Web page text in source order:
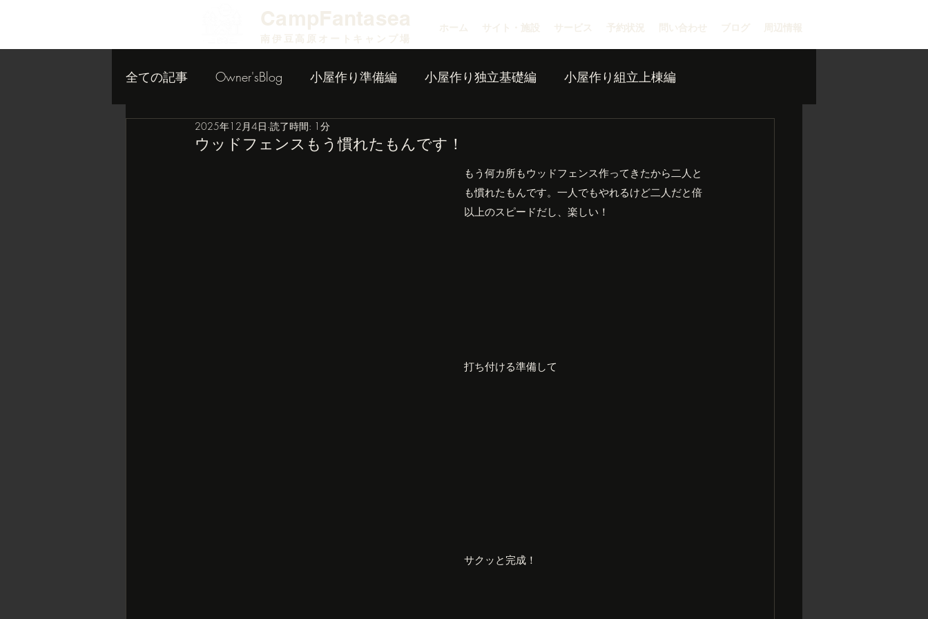
​CampFantasea ホーム サイト・施設 サービス 予約状況 問い合わせ ブログ 周辺情報
南伊豆高原オートキャンプ場
全ての記事 Owner'sBlog 小屋作り準備編 小屋作り独立基礎編 小屋作り組立上棟編
小屋作り内装編
ウッドフェンスもう慣れたもんです！
2025年12月4日 読了時間: 1分
もう何カ所もウッドフェンス作ってきたから二人と
も慣れたもんです。一人でもやれるけど二人だと倍
以上のスピードだし、楽しい！
打ち付ける準備して
サクッと完成！